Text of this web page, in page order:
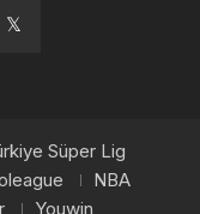
Süper Lig
NBA
Youwin